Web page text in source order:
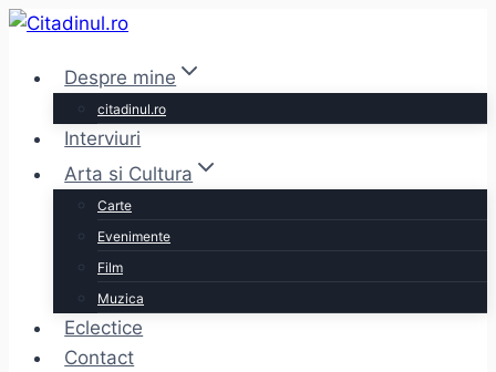
Skip
contentDespre mine
citadinul.ro
Interviuri
Arta si Cultura
Carte
Evenimente
Film
Muzica
Eclectice
Contact